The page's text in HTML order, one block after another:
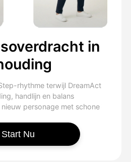
in
rhythme terwijl DreamAct
handlijn en balans
personage met schone
Start Nu